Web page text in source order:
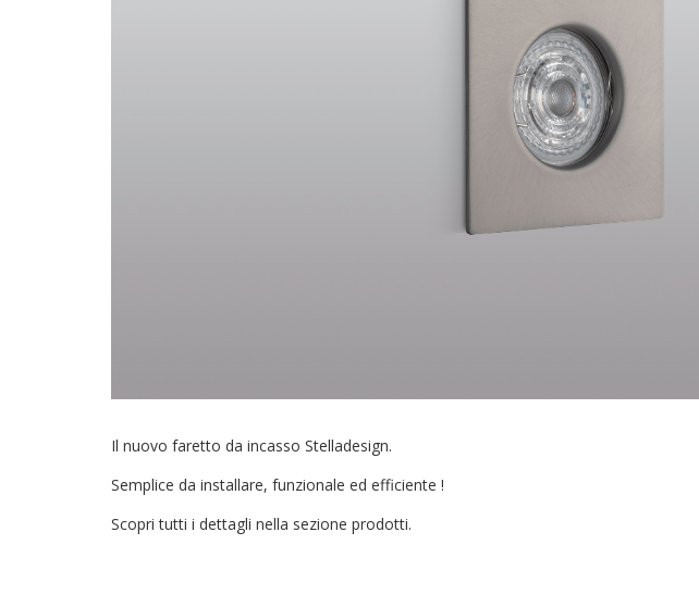
Il nuovo faretto da incasso Stelladesign.
Semplice da installare, funzionale ed efficiente !
Scopri tutti i dettagli nella sezione prodotti.